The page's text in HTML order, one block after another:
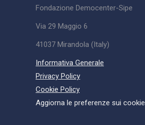
Fondazione Democenter-Sipe
Via 29 Maggio 6
41037 Mirandola (Italy)
Informativa Generale
Privacy Policy
Cookie Policy
Aggiorna le preferenze sui cookie